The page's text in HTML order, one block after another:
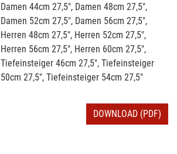
Damen 44cm 27,5", Damen 48cm 27,5",
Damen 52cm 27,5", Damen 56cm 27,5",
Herren 48cm 27,5", Herren 52cm 27,5",
Herren 56cm 27,5", Herren 60cm 27,5",
Tiefeinsteiger 46cm 27,5", Tiefeinsteiger
50cm 27,5", Tiefeinsteiger 54cm 27,5"
DOWNLOAD (PDF)